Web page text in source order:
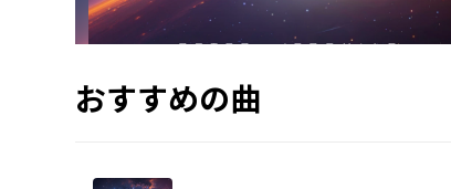
おすすめの曲